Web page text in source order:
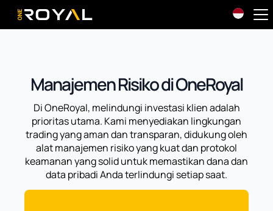
OneRoyal Home
Manajemen Risiko di OneRoyal
Di OneRoyal, melindungi investasi klien adalah
prioritas utama. Kami menyediakan lingkungan
trading yang aman dan transparan, didukung oleh
alat manajemen risiko yang kuat dan protokol
keamanan yang solid untuk memastikan dana dan
data pribadi Anda terlindungi setiap saat.